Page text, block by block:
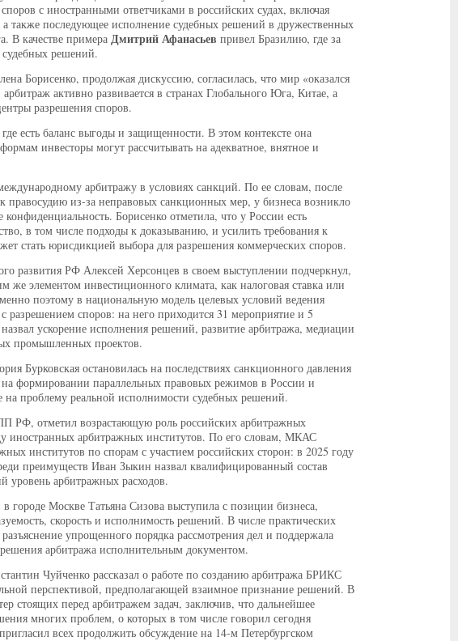
с иностранными ответчиками в российских судах, включая
также последующее исполнение судебных решений в дружественных
В качестве примера Дмитрий Афанасьев привел Бразилию, где за
решений.
Борисенко, продолжая дискуссию, согласилась, что мир «оказался
активно развивается в странах Глобального Юга, Китае, а
разрешения споров.
есть баланс выгоды и защищенности. В этом контексте она
инвесторы могут рассчитывать на адекватное, внятное и
арбитражу в условиях санкций. По ее словам, после
правосудию из-за неправовых санкционных мер, у бизнеса возникло
Борисенко отметила, что у России есть
в том числе подходы к доказыванию, и усилить требования к
стать юрисдикцией выбора для разрешения коммерческих споров.
развития РФ Алексей Херсонцев в своем выступлении подчеркнул,
же элементом инвестиционного климата, как налоговая ставка или
поэтому в национальную модель целевых условий ведения
разрешением споров: на него приходится 31 мероприятие и 5
ускорение исполнения решений, развитие арбитража, медиации
промышленных проектов.
Бурковская остановилась на последствиях санкционного давления
формировании параллельных правовых режимов в России и
проблему реальной исполнимости судебных решений.
РФ, отметил возрастающую роль российских арбитражных
иностранных арбитражных институтов. По его словам, МКАС
институтов по спорам с участием российских сторон: в 2025 году
преимуществ Иван Зыкин назвал квалифицированный состав
уровень арбитражных расходов.
Москве Татьяна Сизова выступила с позиции бизнеса,
скорость и исполнимость решений. В числе практических
упрощенного порядка рассмотрения дел и поддержала
арбитража исполнительным документом.
Чуйченко рассказал о работе по созданию арбитража БРИКС
перспективой, предполагающей взаимное признание решений. В
стоящих перед арбитражем задач, заключив, что дальнейшее
многих проблем, о которых в том числе говорил сегодня
всех продолжить обсуждение на 14-м Петербургском